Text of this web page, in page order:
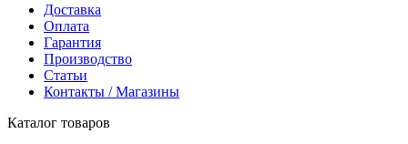
Доставка
Оплата
Гарантия
Производство
Статьи
Контакты / Магазины
Каталог товаров